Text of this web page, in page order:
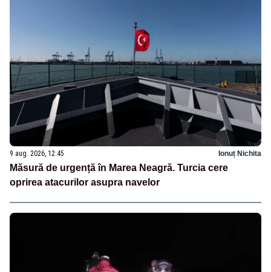
9 aug. 2026, 12:45 Ionuț Nichita
Măsură de urgență în Marea Neagră. Turcia cere
oprirea atacurilor asupra navelor